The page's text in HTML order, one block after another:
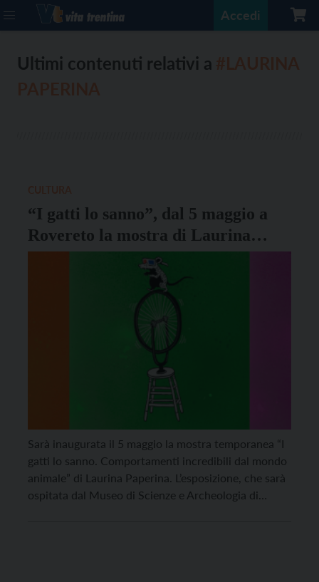
Accedi
Ultimi contenuti relativi a
“I gatti lo sanno”, dal 5 maggio a
Rovereto la mostra di Laurina
Paperina
Sarà inaugurata il 5 maggio la mostra temporanea “I
gatti lo sanno. Comportamenti incredibili dal mondo
animale” di Laurina Paperina. L’esposizione, che sarà
ospitata dal Museo di Scienze e Archeologia di